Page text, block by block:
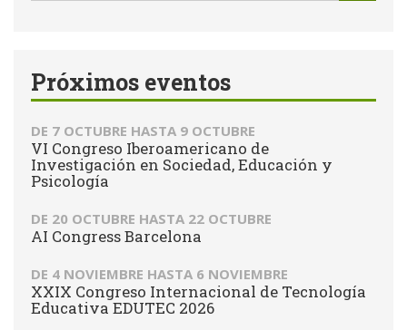
de
Próximos eventos
DE 7 OCTUBRE HASTA 9 OCTUBRE
VI Congreso Iberoamericano de
Investigación en Sociedad, Educación y
Psicología
DE 20 OCTUBRE HASTA 22 OCTUBRE
AI Congress Barcelona
DE 4 NOVIEMBRE HASTA 6 NOVIEMBRE
XXIX Congreso Internacional de Tecnología
Educativa EDUTEC 2026